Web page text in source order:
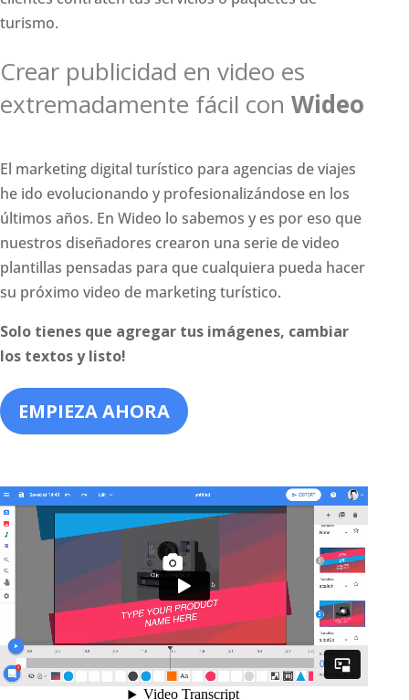
turismo.
Crear publicidad en video es
extremadamente fácil con Wideo
El marketing digital turístico para agencias de viajes
he ido evolucionando y profesionalizándose en los
últimos años. En Wideo lo sabemos y es por eso que
nuestros diseñadores crearon una serie de video
plantillas pensadas para que cualquiera pueda hacer
su próximo video de marketing turístico.
Solo tienes que agregar tus imágenes, cambiar
los textos y listo!
EMPIEZA AHORA